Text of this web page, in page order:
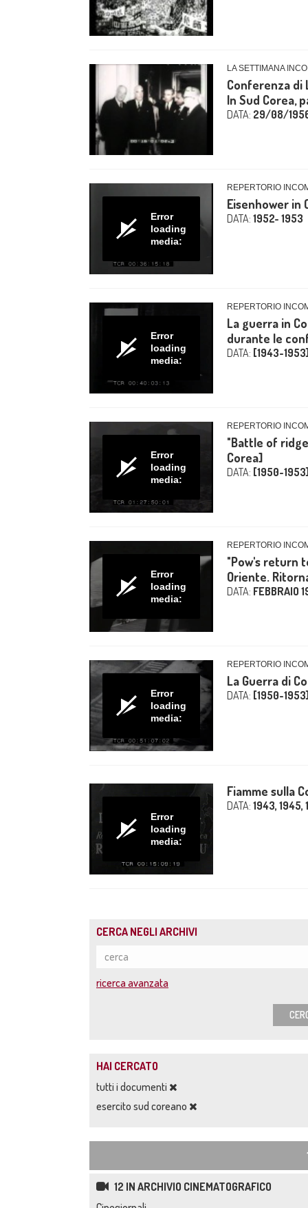
LA SETTIMANA
Conferenza di
In Sud Corea,
DATA: 29/08/
Error
loading
media:
REPERTORIO
Eisenhower in
DATA: 1952- 1953
Error
loading
media:
REPERTORIO
La guerra in
durante le
DATA: [1943-
Error
loading
media:
REPERTORIO
"Battle of
Corea]
DATA: [1950-
Error
loading
media:
REPERTORIO
"Pow's return
Oriente.
DATA: FEBBRAIO
Error
loading
media:
REPERTORIO
La Guerra di
DATA: [1950-
Error
loading
media:
Fiamme sulla
DATA: 1943, 1945,
CERCA NEGLI ARCHIVI
ricerca avanzata
HAI CERCATO
tutti i documenti
esercito sud coreano
12 IN ARCHIVIO CINEMATOGRAFICO